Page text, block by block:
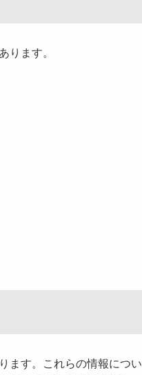
ります。
ます。これらの情報につい